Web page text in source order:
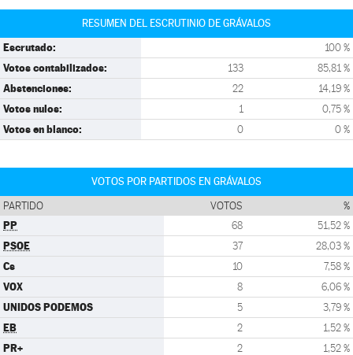
RESUMEN DEL ESCRUTINIO DE GRÁVALOS
Escrutado: 100 %
Votos contabilizados: 133 85,81 %
Abstenciones: 22 14,19 %
Votos nulos: 1 0,75 %
Votos en blanco: 0 0 %
VOTOS POR PARTIDOS EN GRÁVALOS
PARTIDO VOTOS %
PP 68 51,52 %
PSOE 37 28,03 %
Cs 10 7,58 %
VOX 8 6,06 %
UNIDOS PODEMOS 5 3,79 %
EB 2 1,52 %
PR+ 2 1,52 %